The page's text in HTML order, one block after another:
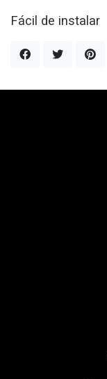
Fácil de instalar